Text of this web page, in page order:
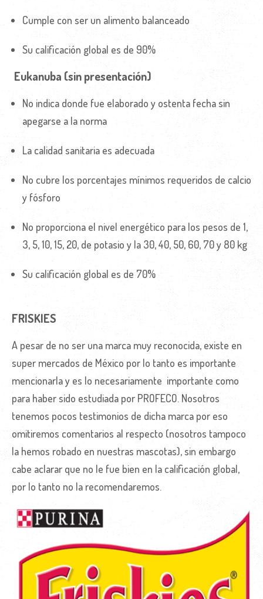
Cumple con ser un alimento balanceado
Su calificación global es de 90%
Eukanuba (sin presentación)
No indica donde fue elaborado y ostenta fecha sin
apegarse a la norma
La calidad sanitaria es adecuada
No cubre los porcentajes mínimos requeridos de calcio
y fósforo
No proporciona el nivel energético para los pesos de 1,
3, 5, 10, 15, 20, de potasio y la 30, 40, 50, 60, 70 y 80 kg
Su calificación global es de 70%
FRISKIES
A pesar de no ser una marca muy reconocida, existe en
super mercados de México por lo tanto es importante
mencionarla y es lo necesariamente importante como
para haber sido estudiada por PROFECO. Nosotros
tenemos pocos testimonios de dicha marca por eso
omitiremos comentarios al respecto (nosotros tampoco
la hemos robado en nuestras mascotas), sin embargo
cabe aclarar que no le fue bien en la calificación global,
por lo tanto no la recomendaremos.